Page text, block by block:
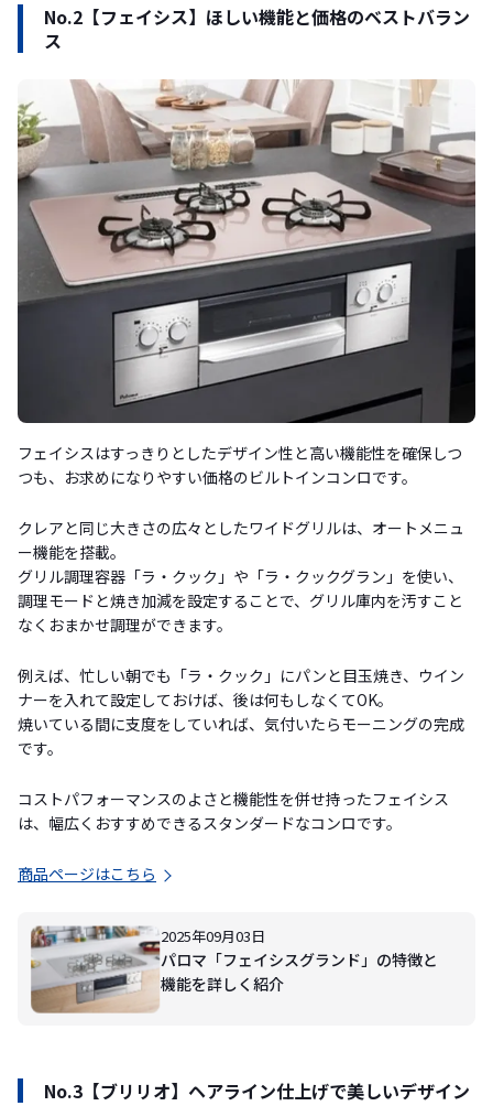
No.2【フェイシス】ほしい機能と価格のベストバラン
ス
フェイシスはすっきりとしたデザイン性と高い機能性を確保しつ
つも、お求めになりやすい価格のビルトインコンロです。
クレアと同じ大きさの広々としたワイドグリルは、オートメニュ
ー機能を搭載。
グリル調理容器「ラ・クック」や「ラ・クックグラン」を使い、
調理モードと焼き加減を設定することで、グリル庫内を汚すこと
なくおまかせ調理ができます。
例えば、忙しい朝でも「ラ・クック」にパンと目玉焼き、ウイン
ナーを入れて設定しておけば、後は何もしなくてOK。
焼いている間に支度をしていれば、気付いたらモーニングの完成
です。
コストパフォーマンスのよさと機能性を併せ持ったフェイシス
は、幅広くおすすめできるスタンダードなコンロです。
商品ページはこちら
2025年09月03日
パロマ「フェイシスグランド」の特徴と
機能を詳しく紹介
No.3【ブリリオ】ヘアライン仕上げで美しいデザイン